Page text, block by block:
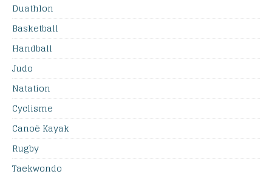
Duathlon
Basketball
Handball
Judo
Natation
Cyclisme
Canoë Kayak
Rugby
Taekwondo